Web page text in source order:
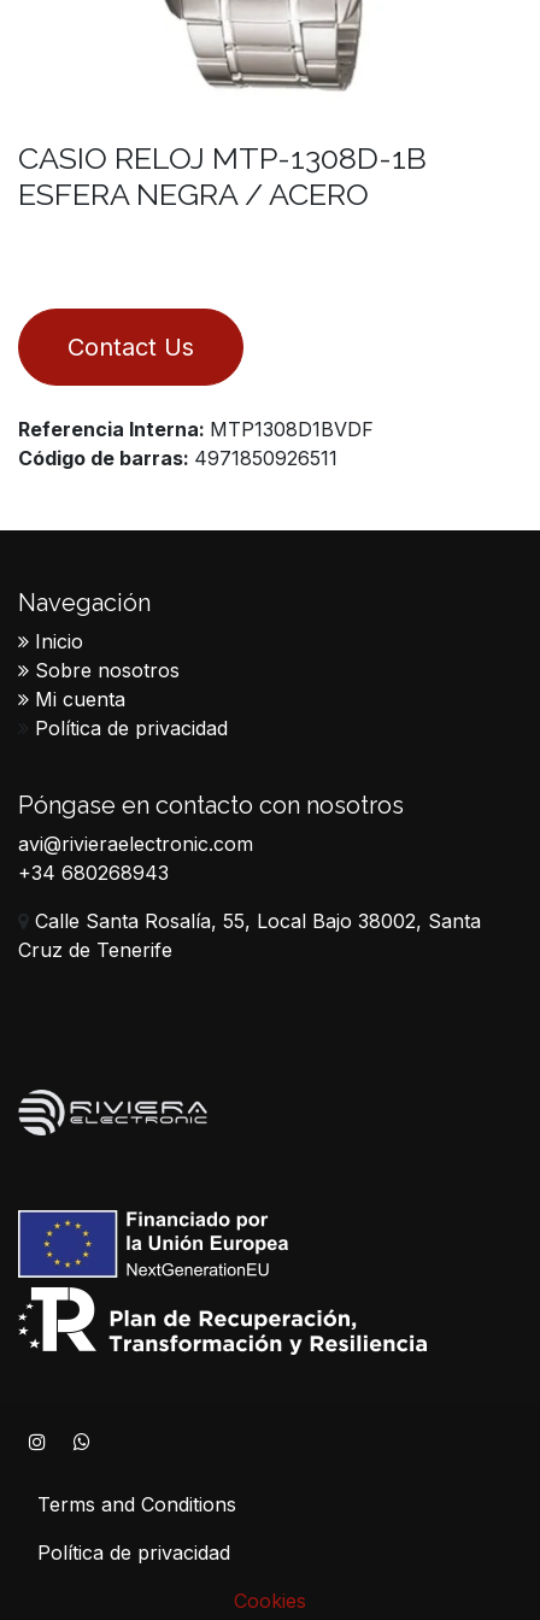
CASIO RELOJ MTP-1308D-1B
ESFERA NEGRA / ACERO
Contact Us
Referencia Interna: MTP1308D1BVDF
Código de barras: 4971850926511
Navegación
Inicio
Sobre nosotros
Mi cuenta
Política de privacidad
Póngase en contacto con nosotros
avi@rivieraelectronic.com
+34 680268943
Calle Santa Rosalía, 55, Local Bajo 38002, Santa
Cruz de Tenerife
Terms and Conditions
Política de privacidad
Cookies